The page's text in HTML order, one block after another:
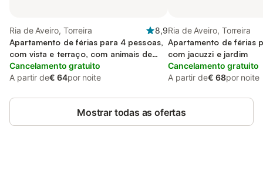
Ria de Aveiro, Torreira
8,9
Apartamento de férias para 4 pessoas,
com vista e terraço, com animais de
estimação
Cancelamento gratuito
A partir de€ 64por noite
Ria de Aveiro, Torreira
Apartamento de férias
com jacuzzi e jardim
Cancelamento gratuito
A partir de€ 68por noite
Mostrar todas as ofertas